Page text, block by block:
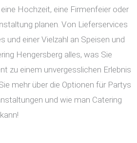
Hochzeit, eine Firmenfeier oder
planen. Von Lieferservices
und einer Vielzahl an Speisen und
Hengersberg alles, was Sie
zu einem unvergesslichen Erlebnis
mehr über die Optionen für Partys
und wie man Catering